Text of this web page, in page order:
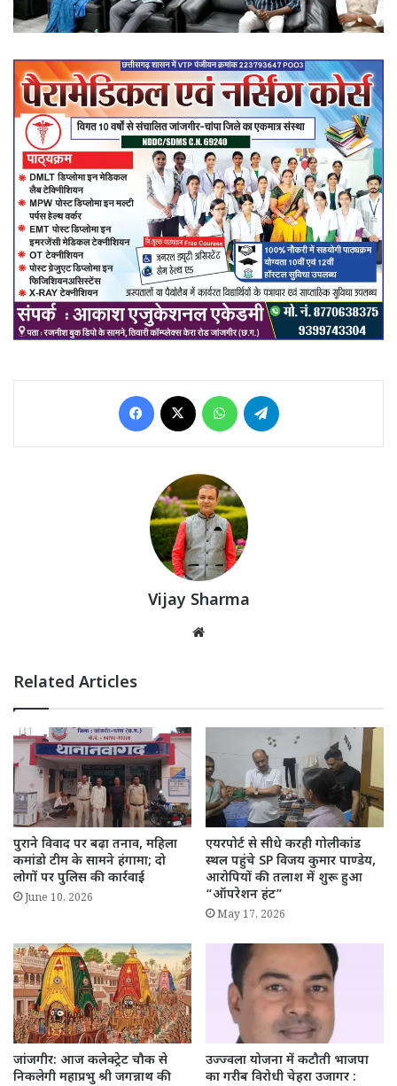
Facebook WhatsApp
Vijay Sharma
Related Articles
पुराने विवाद पर बढ़ा तनाव, महिला
कमांडो टीम के सामने हंगामा; दो
लोगों पर पुलिस की कार्रवाई
June 10, 2026
एयरपोर्ट से सीधे करही गोलीकांड
स्थल पहुंचे SP विजय कुमार पाण्डेय,
आरोपियों की तलाश में शुरू हुआ
“ऑपरेशन हंट”
May 17, 2026
जांजगीर: आज कलेक्ट्रेट चौक से
निकलेगी महाप्रभु श्री जगन्नाथ की
उज्ज्वला योजना में कटौती भाजपा
का गरीब विरोधी चेहरा उजागर :